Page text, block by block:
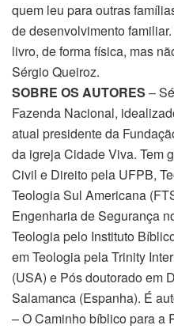
quem leu para outras
de desenvolvimento
livro, de forma física, mas
Sérgio Queiroz.
SOBRE OS AUTORES –
Fazenda Nacional,
atual presidente da
da igreja Cidade Viva. Tem
Civil e Direito pela UFPB,
Teologia Sul Americana
Engenharia de Segurança
Teologia pelo Instituto
em Teologia pela Trinity
(USA) e Pós doutorado em
Salamanca (Espanha). É
– O Caminho bíblico para a